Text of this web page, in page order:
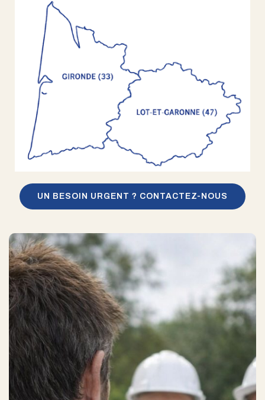
UN BESOIN URGENT ? CONTACTEZ-NOUS